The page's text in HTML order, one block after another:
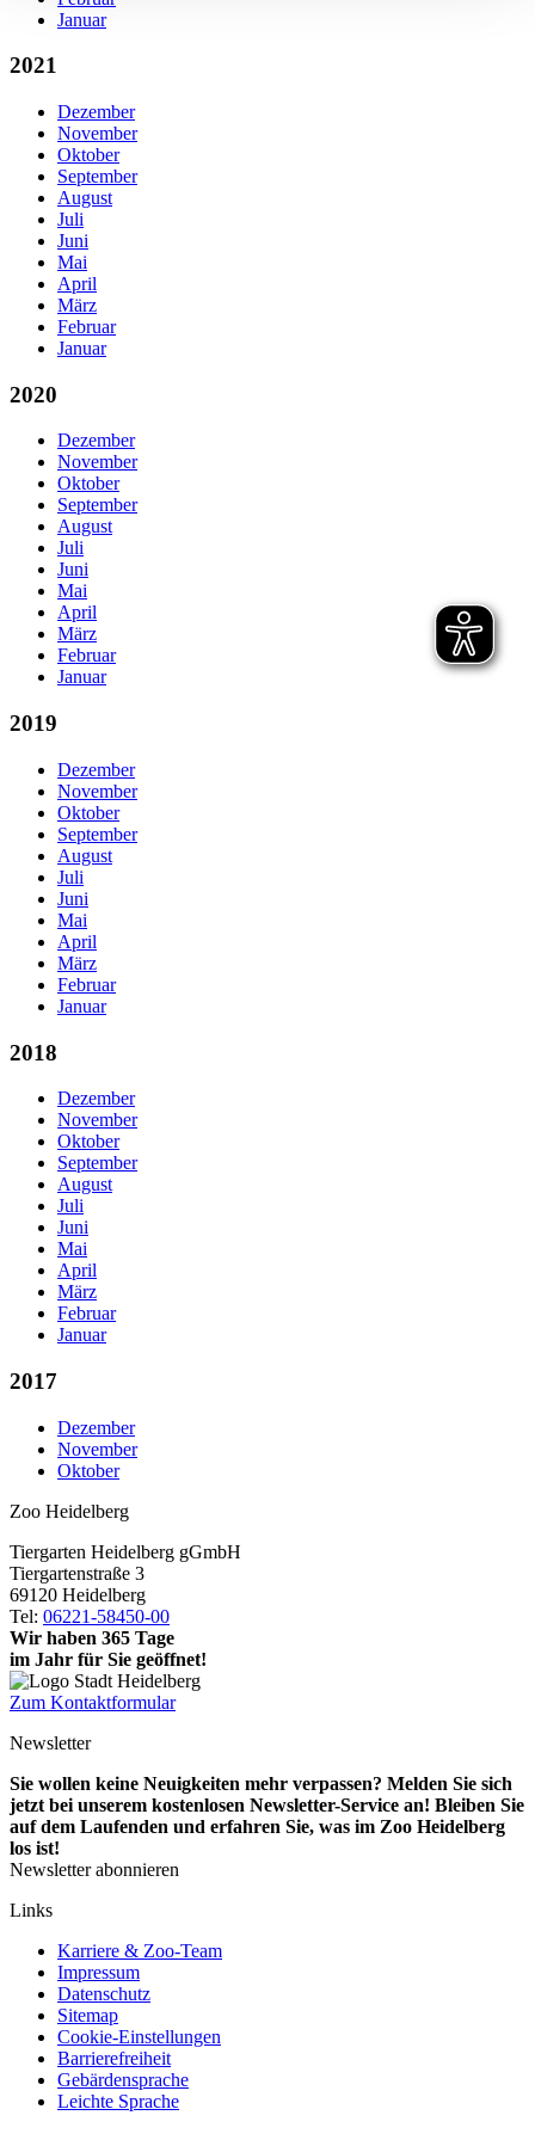
Januar
2021
Dezember
November
Oktober
September
August
Juli
Juni
Mai
April
März
Februar
Januar
2020
Dezember
November
Oktober
September
August
Juli
Juni
Mai
April
März
Februar
Januar
2019
Dezember
November
Oktober
September
August
Juli
Juni
Mai
April
März
Februar
Januar
2018
Dezember
November
Oktober
September
August
Juli
Juni
Mai
April
März
Februar
Januar
2017
Dezember
November
Oktober
Zoo Heidelberg
Tiergarten Heidelberg gGmbH
Tiergartenstraße 3
69120 Heidelberg
Tel: 06221-58450-00
Wir haben 365 Tage
im Jahr für Sie geöffnet!
Zum Kontaktformular
Newsletter
Sie wollen keine Neuigkeiten mehr verpassen? Melden Sie sich
jetzt bei unserem kostenlosen Newsletter-Service an! Bleiben Sie
auf dem Laufenden und erfahren Sie, was im Zoo Heidelberg
los ist!
Newsletter abonnieren
Links
Karriere & Zoo-Team
Impressum
Datenschutz
Sitemap
Cookie-Einstellungen
Barrierefreiheit
Gebärdensprache
Leichte Sprache